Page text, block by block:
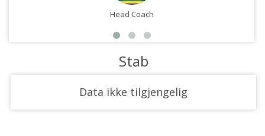
Head Coach
Stab
Data ikke tilgjengelig